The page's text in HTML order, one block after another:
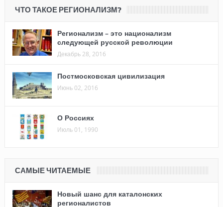
ЧТО ТАКОЕ РЕГИОНАЛИЗМ?
Регионализм – это национализм
следующей русской революции
Декабрь 28, 2016
Постмосковская цивилизация
Июнь 02, 2016
О Россиях
Июль 01, 1990
САМЫЕ ЧИТАЕМЫЕ
Новый шанс для каталонских
регионалистов